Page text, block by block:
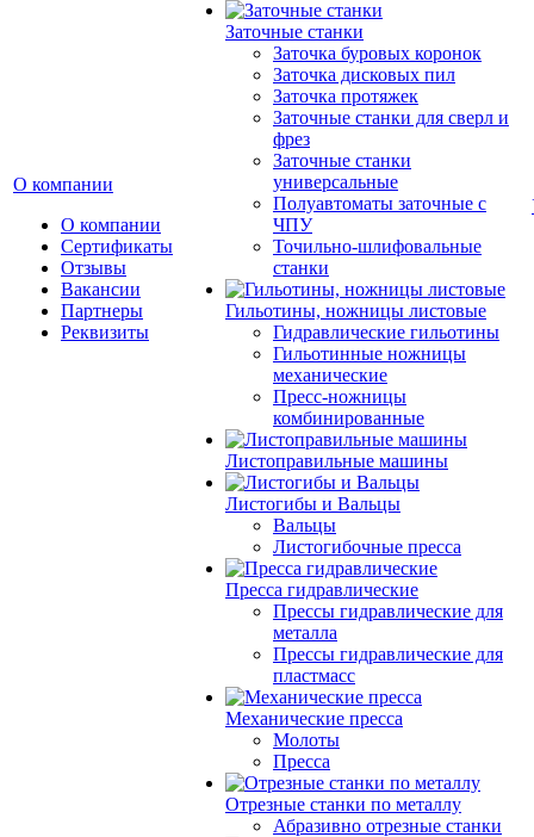
О компании
О компании
Сертификаты
Отзывы
Вакансии
Партнеры
Реквизиты
Заточные станки
Заточка буровых коронок
Заточка дисковых пил
Заточка протяжек
Заточные станки для сверл и
фрез
Заточные станки
универсальные
Полуавтоматы заточные с
ЧПУ
Точильно-шлифовальные
станки
Гильотины, ножницы листовые
Гидравлические гильотины
Гильотинные ножницы
механические
Пресс-ножницы
комбинированные
Листоправильные машины
Листогибы и Вальцы
Вальцы
Листогибочные пресса
Пресса гидравлические
Прессы гидравлические для
металла
Прессы гидравлические для
пластмасс
Механические пресса
Молоты
Пресса
Отрезные станки по металлу
Абразивно отрезные станки